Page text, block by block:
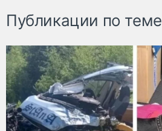
Публикации по теме